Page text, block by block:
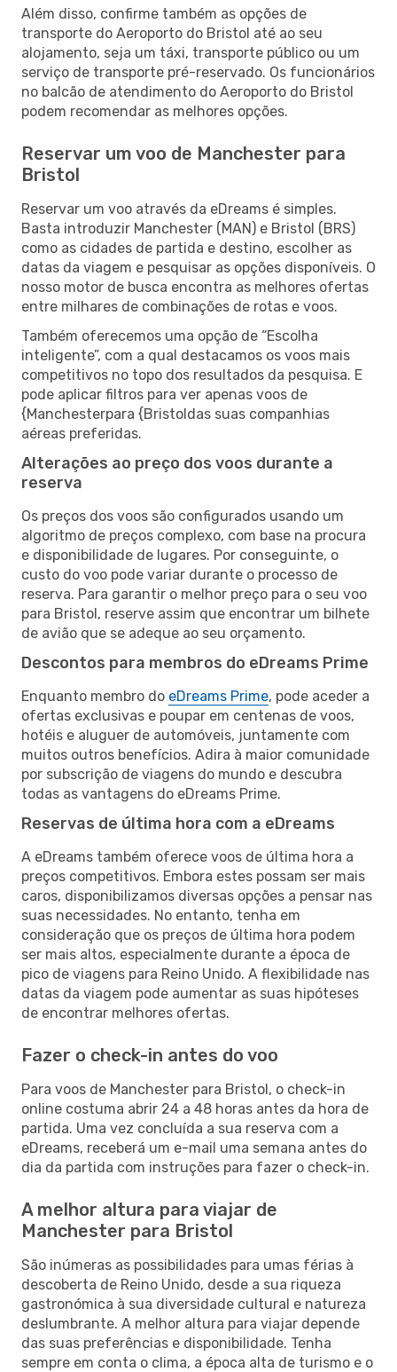
Além disso, confirme também as opções de
transporte do Aeroporto do Bristol até ao seu
alojamento, seja um táxi, transporte público ou um
serviço de transporte pré-reservado. Os funcionários
no balcão de atendimento do Aeroporto do Bristol
podem recomendar as melhores opções.
Reservar um voo de Manchester para
Bristol
Reservar um voo através da eDreams é simples.
Basta introduzir Manchester (MAN) e Bristol (BRS)
como as cidades de partida e destino, escolher as
datas da viagem e pesquisar as opções disponíveis. O
nosso motor de busca encontra as melhores ofertas
entre milhares de combinações de rotas e voos.
Também oferecemos uma opção de “Escolha
inteligente”, com a qual destacamos os voos mais
competitivos no topo dos resultados da pesquisa. E
pode aplicar filtros para ver apenas voos de
{Manchesterpara {Bristoldas suas companhias
aéreas preferidas.
Alterações ao preço dos voos durante a
reserva
Os preços dos voos são configurados usando um
algoritmo de preços complexo, com base na procura
e disponibilidade de lugares. Por conseguinte, o
custo do voo pode variar durante o processo de
reserva. Para garantir o melhor preço para o seu voo
para Bristol, reserve assim que encontrar um bilhete
de avião que se adeque ao seu orçamento.
Descontos para membros do eDreams Prime
Enquanto membro do eDreams Prime, pode aceder a
ofertas exclusivas e poupar em centenas de voos,
hotéis e aluguer de automóveis, juntamente com
muitos outros benefícios. Adira à maior comunidade
por subscrição de viagens do mundo e descubra
todas as vantagens do eDreams Prime.
Reservas de última hora com a eDreams
A eDreams também oferece voos de última hora a
preços competitivos. Embora estes possam ser mais
caros, disponibilizamos diversas opções a pensar nas
suas necessidades. No entanto, tenha em
consideração que os preços de última hora podem
ser mais altos, especialmente durante a época de
pico de viagens para Reino Unido. A flexibilidade nas
datas da viagem pode aumentar as suas hipóteses
de encontrar melhores ofertas.
Fazer o check-in antes do voo
Para voos de Manchester para Bristol, o check-in
online costuma abrir 24 a 48 horas antes da hora de
partida. Uma vez concluída a sua reserva com a
eDreams, receberá um e-mail uma semana antes do
dia da partida com instruções para fazer o check-in.
A melhor altura para viajar de
Manchester para Bristol
São inúmeras as possibilidades para umas férias à
descoberta de Reino Unido, desde a sua riqueza
gastronómica à sua diversidade cultural e natureza
deslumbrante. A melhor altura para viajar depende
das suas preferências e disponibilidade. Tenha
sempre em conta o clima, a época alta de turismo e o